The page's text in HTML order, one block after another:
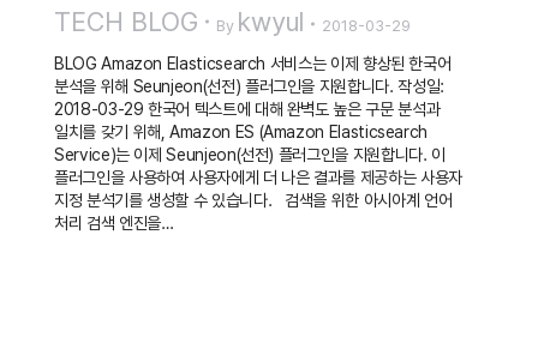
TECH BLOG By kwyul 2018-03-29
BLOG Amazon Elasticsearch 서비스는 이제 향상된 한국어
분석을 위해 Seunjeon(선전) 플러그인을 지원합니다. 작성일:
2018-03-29 한국어 텍스트에 대해 완벽도 높은 구문 분석과
일치를 갖기 위해, Amazon ES (Amazon Elasticsearch
Service)는 이제 Seunjeon(선전) 플러그인을 지원합니다. 이
플러그인을 사용하여 사용자에게 더 나은 결과를 제공하는 사용자
지정 분석기를 생성할 수 있습니다. 검색을 위한 아시아계 언어
처리 검색 엔진을…